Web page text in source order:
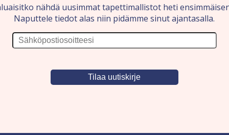
nähdä uusimmat tapettimallistot heti
Naputtele tiedot alas niin pidämme sinut ajantasalla.